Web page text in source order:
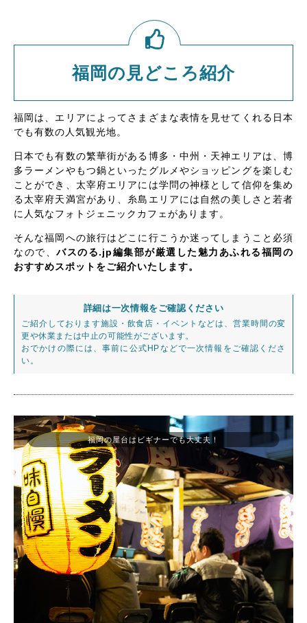
福岡の見どころ紹介
福岡は、エリアによってさまざまな表情を見せてくれる日本
でも有数の人気観光地。
日本でも有数の繁華街がある博多・中州・天神エリアは、博
多ラーメンやもつ鍋といったグルメやショッピングを楽しむ
ことができ、太宰府エリアには学問の神様として信仰を集め
る太宰府天満宮があり、糸島エリアには自然の美しさと若者
に人気なフォトジェニックカフェがあります。
そんな福岡への旅行はどこに行こうか迷ってしまうこと必須
なので、バスのる.jp編集部が厳選した魅力あふれる福岡の
おすすめスポットをご紹介いたします。
詳細は一次情報をご確認ください
ご紹介しております施設・飲食店・イベントなどは、営業時間の変
更や休業または中止の可能性がございます。
おでかけの際には、事前に公式HPなどで一次情報をご確認くださ
い。
福岡の屋台はビギナーでも大丈夫！